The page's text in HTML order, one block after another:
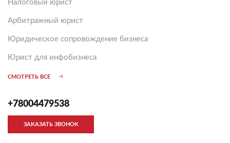
Налоговый юрист
Арбитражный юрист
Юридическое сопровождение бизнеса
Юрист для инфобизнеса
СМОТРЕТЬ ВСЕ
+78004479538
ЗАКАЗАТЬ ЗВОНОК